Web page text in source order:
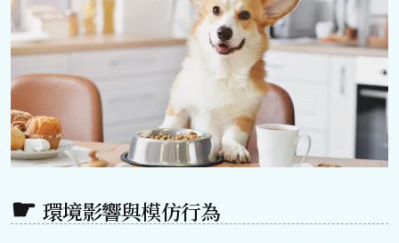
環境影響與模仿行為